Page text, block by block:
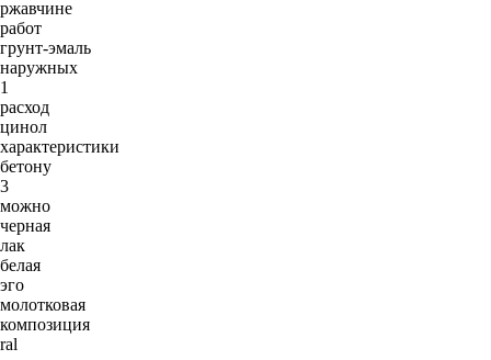
ржавчине
работ
грунт-эмаль
наружных
1
расход
цинол
характеристики
бетону
3
можно
черная
лак
белая
эго
молотковая
композиция
ral